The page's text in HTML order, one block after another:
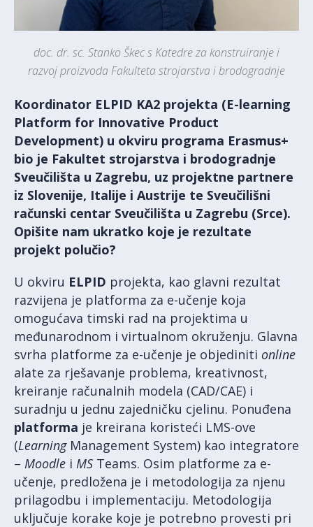
doc. dr. sc. Stanko Škec s Katedre za konstruiranje i
razvoj proizvoda Fakulteta strojarstva i brodogradnje
Koordinator ELPID KA2 projekta (E-learning
Platform for Innovative Product
Development) u okviru programa Erasmus+
bio je Fakultet strojarstva i brodogradnje
Sveučilišta u Zagrebu, uz projektne partnere
iz Slovenije, Italije i Austrije te Sveučilišni
računski centar Sveučilišta u Zagrebu (Srce).
Opišite nam ukratko koje je rezultate
projekt polučio?
U okviru ELPID projekta, kao glavni rezultat
razvijena je platforma za e-učenje koja
omogućava timski rad na projektima u
međunarodnom i virtualnom okruženju. Glavna
svrha platforme za e-učenje je objediniti online
alate za rješavanje problema, kreativnost,
kreiranje računalnih modela (CAD/CAE) i
suradnju u jednu zajedničku cjelinu. Ponuđena
platforma je kreirana koristeći LMS-ove
(LearningManagement System) kao integratore
– Moodle i MS Teams. Osim platforme za e-
učenje, predložena je i metodologija za njenu
prilagodbu i implementaciju. Metodologija
uključuje korake koje je potrebno provesti pri